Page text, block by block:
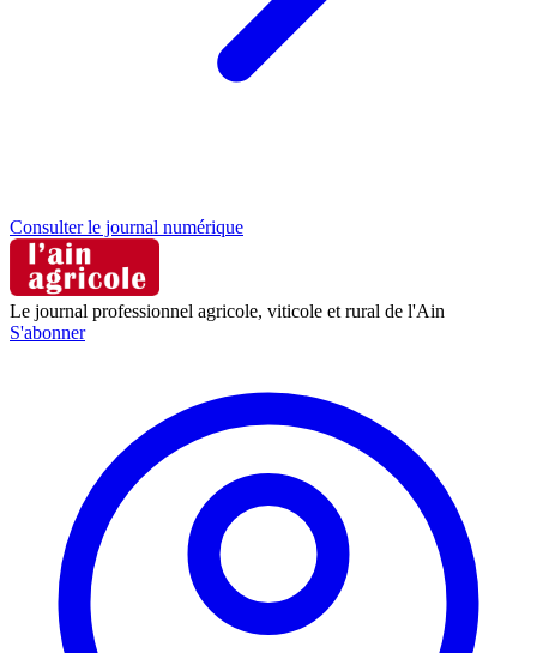
Consulter le journal numérique
Le journal professionnel agricole, viticole et rural de l'Ain
S'abonner